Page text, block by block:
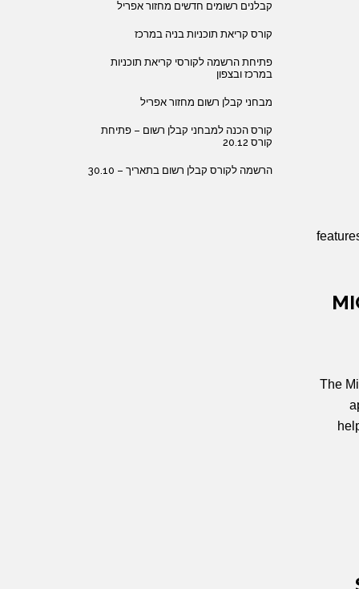
The
קבלנים רשומים חדשים מחזור אפריל
קורס קריאת תוכניות בניה במרכז
פתיחת הרשמה לקורסי קריאת תוכניות
במרכז ובצפון
מבחני קבלן רשום מחזור אפריל
קורס הכנה למבחני קבלן רשום – פתיחת
קורס 20.12
הרשמה לקורס קבלן רשום בתאריך – 30.10